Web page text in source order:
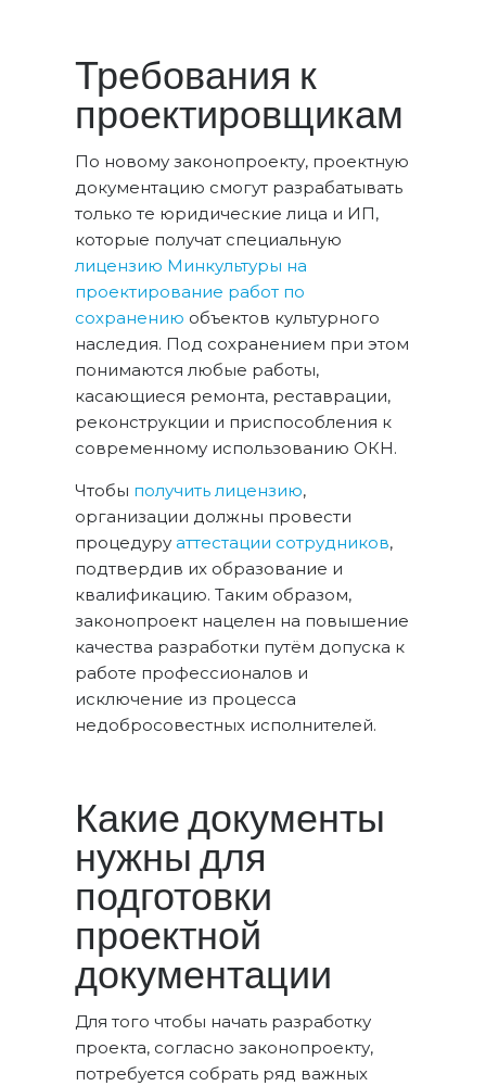
Требования к
проектировщикам
По новому законопроекту, проектную
документацию смогут разрабатывать
только те юридические лица и ИП,
которые получат специальную
лицензию Минкультуры на
проектирование работ по
сохранению объектов культурного
наследия. Под сохранением при этом
понимаются любые работы,
касающиеся ремонта, реставрации,
реконструкции и приспособления к
современному использованию ОКН.
Чтобы получить лицензию,
организации должны провести
процедуру аттестации сотрудников,
подтвердив их образование и
квалификацию. Таким образом,
законопроект нацелен на повышение
качества разработки путём допуска к
работе профессионалов и
исключение из процесса
недобросовестных исполнителей.
Какие документы
нужны для
подготовки
проектной
документации
Для того чтобы начать разработку
проекта, согласно законопроекту,
потребуется собрать ряд важных